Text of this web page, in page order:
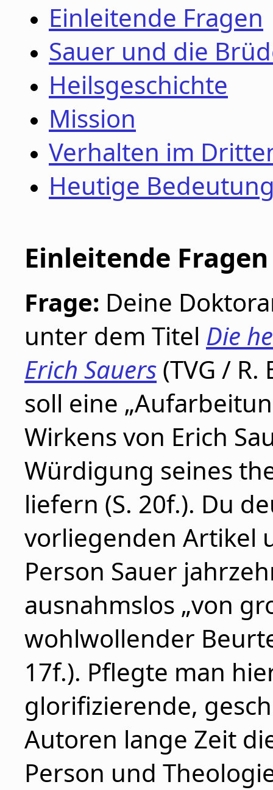
Einleitende Fragen
Sauer und die
Heilsgeschichte
Mission
Verhalten im
Heutige
Einleitende Fragen
Frage: Deine
unter dem Titel Die
Erich Sauers (TVG /
soll eine
Wirkens von Erich
Würdigung seines
liefern (S. 20f.). Du
vorliegenden Artikel
Person Sauer
ausnahmslos „von
wohlwollender
17f.). Pflegte man
glorifizierende,
Autoren lange Zeit
Person und